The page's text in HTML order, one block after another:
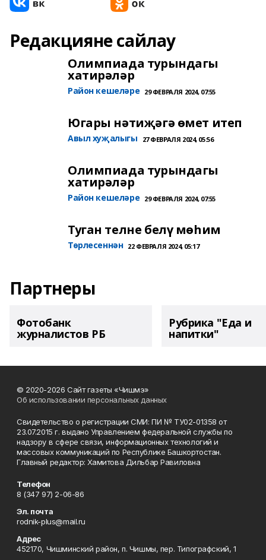
Редакцияне сайлау
Олимпиада турындагы
хатирәләр
Район кешеләре 29 ФЕВРАЛЯ 2024, 07:55
Югары нәтиҗәгә өмет итеп
Авыл хуҗалыгы 27 ФЕВРАЛЯ 2024, 05:56
Олимпиада турындагы
хатирәләр
Район кешеләре 29 ФЕВРАЛЯ 2024, 07:55
Туган телне белү мөһим
Төрлесеннән 22 ФЕВРАЛЯ 2024, 05:17
Партнеры
Фотобанк
журналистов РБ
Рубрика "Еда и
напитки"
© 2020-2026 Сайт газеты «Чишмэ»
Об использовании персональных данных
Свидетельство о регистрации СМИ: ПИ № ТУ02-01358 от
23.07.2015 г. выдано Управлением федеральной службы по
надзору в сфере связи, информационных технологий и
массовых коммуникаций по Республике Башкортостан.
Главный редактор: Хамитова Дильбар Равиловна
Телефон
8 (347 97) 2-06-86
Эл. почта
rodnik-plus@mail.ru
Адрес
452170, Чишминский район, п. Чишмы, пер. Типографский, 1